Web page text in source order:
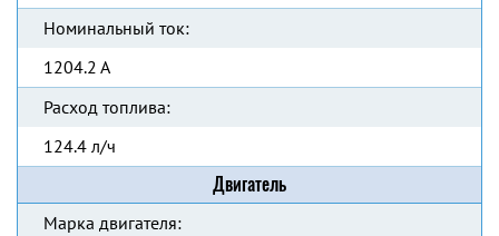
Номинальный ток:
1204.2 А
Расход топлива:
124.4 л/ч
Двигатель
Марка двигателя: